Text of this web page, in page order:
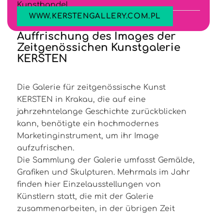
Auffrischung des Images der
Zeitgenössichen Kunstgalerie
KERSTEN
Die Galerie für zeitgenössische Kunst
KERSTEN in Krakau, die auf eine
jahrzehntelange Geschichte zurückblicken
kann, benötigte ein hochmodernes
Marketinginstrument, um ihr Image
aufzufrischen.
Die Sammlung der Galerie umfasst Gemälde,
Grafiken und Skulpturen. Mehrmals im Jahr
finden hier Einzelausstellungen von
Künstlern statt, die mit der Galerie
zusammenarbeiten, in der übrigen Zeit
Kunsthandel
WWW.KERSTENGALLERY.COM.PL